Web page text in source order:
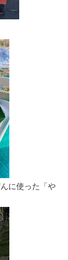
に使った「や